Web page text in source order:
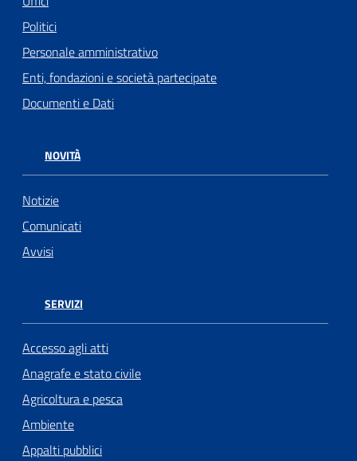
Politici
Personale amministrativo
Enti, fondazioni e società partecipate
Documenti e Dati
NOVITÀ
Notizie
Comunicati
Avvisi
SERVIZI
Accesso agli atti
Anagrafe e stato civile
Agricoltura e pesca
Ambiente
Appalti pubblici